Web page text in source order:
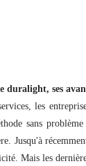
ses
les
sans
Jusqu'à
Mais les